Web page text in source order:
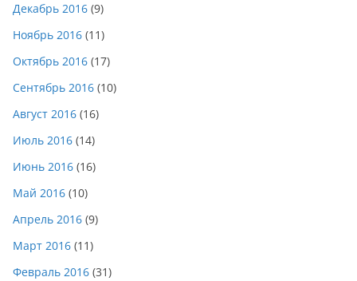
Декабрь 2016 (9)
Ноябрь 2016 (11)
Октябрь 2016 (17)
Сентябрь 2016 (10)
Август 2016 (16)
Июль 2016 (14)
Июнь 2016 (16)
Май 2016 (10)
Апрель 2016 (9)
Март 2016 (11)
Февраль 2016 (31)